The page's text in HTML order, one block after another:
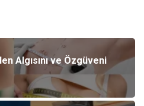
Algısını ve Özgüveni